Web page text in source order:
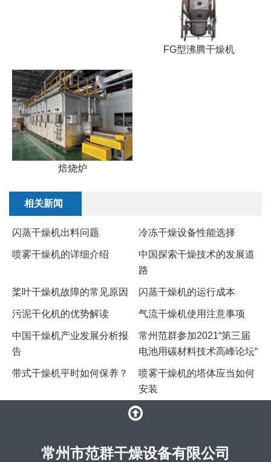
FG型沸腾干燥机
焙烧炉
相关新闻
闪蒸干燥机出料问题 冷冻干燥设备性能选择
喷雾干燥机的详细介绍
中国探索干燥技术的发展道
路
​桨叶干燥机故障的常见原因 闪蒸干燥机的运行成本
污泥干化机的优势解读 气流干燥机使用注意事项
中国干燥机产业发展分析报
告
常州范群参加2021“第三届
电池用碳材料技术高峰论坛“
带式干燥机平时如何保养？
喷雾干燥机的塔体应当如何
安装
常州市范群干燥设备有限公司